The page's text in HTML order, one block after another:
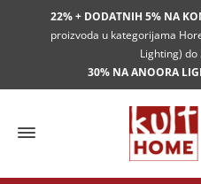
22% + DODATNIH 5% NA
proizvoda u kategorijama
Lighting) do
30% NA ANOORA